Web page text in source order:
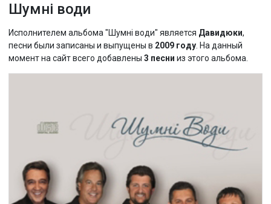
Шумні води
Исполнителем альбома "Шумні води" является Давидюки,
песни были записаны и выпущены в 2009 году . На данный
момент на сайт всего добавлены 3 песни из этого альбома.